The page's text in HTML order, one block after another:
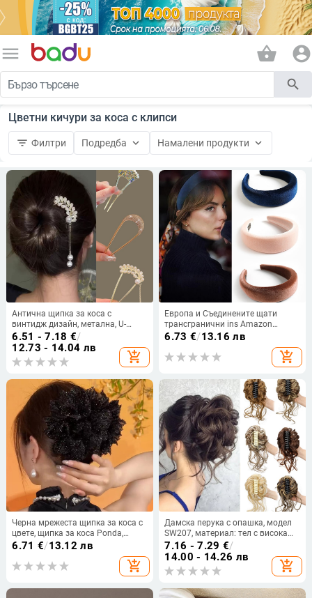
menu shopping_basket account_circle
search
Цветни кичури за коса с клипси
filter_list Филтри Подредба keyboard_arrow_down Намалени продукти keyboard_arrow_down
Антична щипка за коса с
винтидж дизайн, метална, U-
образна форма, ръчна изработка
6.51 - 7.18 €/
12.73 - 14.04 лв
add_shopping_cart
Европа и Съединените щати
трансгранични ins Amazon
златна кадифена кадифена
гъбена лента за коса есен и зима
дебела кадифена черна лента за
6.73 €/13.16 лв
add_shopping_cart
Черна мрежеста щипка за коса с
цвете, щипка за коса Ponda,
опашка, щипка за коса за задна
глава, елегантна щипка за коса с
цвете, декоративна шапка за
6.71 €/13.12 лв
add_shopping_cart
Дамска перука с опашка, модел
SW207, материал: тел с висока
температура, обработка:
механизъм, без перм или
боядисване
7.16 - 7.29 €/
14.00 - 14.26 лв
add_shopping_cart